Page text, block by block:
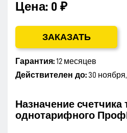
Цена: 0 ₽
ЗАКАЗАТЬ
Гарантия:12 месяцев
Действителен до: 30 ноября,
Назначение счетчика
однотарифного